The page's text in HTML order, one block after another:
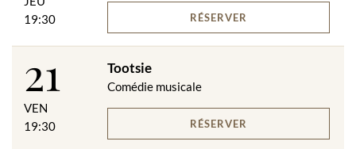
19:30
RÉSERVER
21
VEN
19:30
Tootsie
Comédie musicale
RÉSERVER